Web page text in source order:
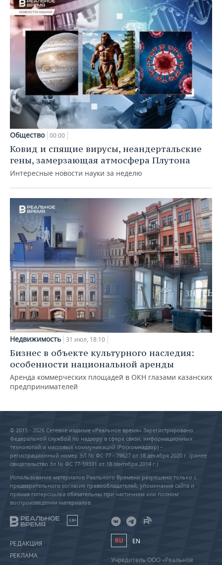
Общество 00:00
Ковид и спящие вирусы, неандертальские
гены, замерзающая атмосфера Плутона
Интересные новости науки за неделю
Недвижимость 31 июл, 18:10
Бизнес в объекте культурного наследия:
особенности национальной аренды
Аренда коммерческих площадей в ОКН глазами казанских
предпринимателей
© 2015 - 2026 Сетевое издание «Реальное время» Зарегистрировано
Федеральной службой по надзору в сфере связи, информационных
технологий и массовых коммуникаций (Роскомнадзор) –
регистрационный номер ЭЛ № ФС 77 - 79627 от 18 декабря 2020 г. (ранее
свидетельство Эл № ФС 77-59331 от 18 сентября 2014 г.)
Использование материалов Реального Времени разрешено только с
предварительного согласия правообладателей, упоминание сайта и
прямая гиперссылка обязательны при частичном или полном
воспроизведении материалов.
18+
РЕДАКЦИЯ
РЕКЛАМА
RU EN
Учредитель ООО «Реальное